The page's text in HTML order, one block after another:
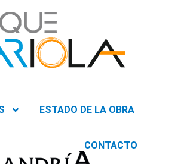
ESTADO DE LA OBRA
CONTACTO